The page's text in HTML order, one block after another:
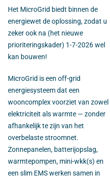
Het MicroGrid biedt binnen de
energiewet de oplossing, zodat u
zeker ook na (het nieuwe
prioriteringskader) 1-7-2026 wel
kan bouwen!
MicroGrid is een off-grid
energiesysteem dat een
wooncomplex voorziet van zowel
elektriciteit als warmte — zonder
afhankelijk te zijn van het
overbelaste stroomnet.
Zonnepanelen, batterijopslag,
warmtepompen, mini-wkk(s) en
een slim EMS werken samen in